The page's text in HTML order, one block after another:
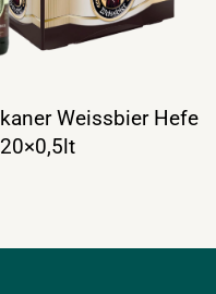
Weissbier Hefe